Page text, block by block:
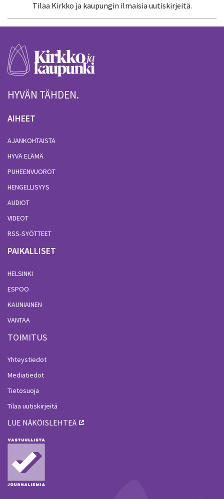
Tilaa Kirkko ja kaupungin ilmaisia uutiskirjeitä.
HYVÄN TÄHDEN.
AIHEET
AJANKOHTAISTA
HYVÄ ELÄMÄ
PUHEENVUOROT
HENGELLISYYS
AUDIOT
VIDEOT
RSS-SYÖTTEET
PAIKALLISET
HELSINKI
ESPOO
KAUNIAINEN
VANTAA
TOIMITUS
Yhteystiedot
Mediatiedot
Tietosuoja
Tilaa uutiskirjeitä
LUE NÄKÖISLEHTEÄ